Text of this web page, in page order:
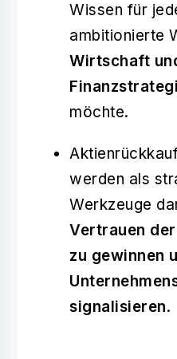
Wissen für
ambitionierte
Wirtschaft
möchte.
werden als
Werkzeuge
Vertrauen
zu gewinnen
signalisieren.